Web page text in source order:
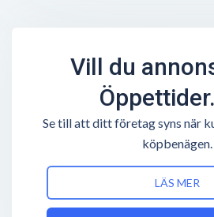
Vill du
Se till att ditt företag syns när
köpbenägen.
LÄS MER